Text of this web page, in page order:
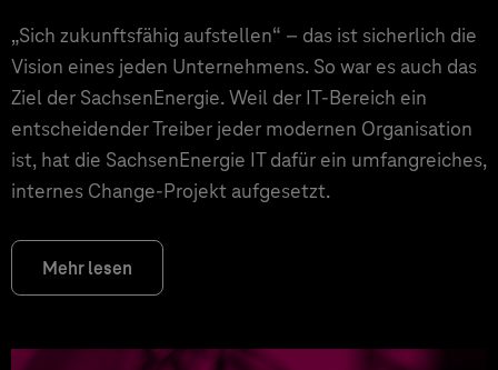
„Sich zukunftsfähig aufstellen“ – das ist sicherlich die
Vision eines jeden Unternehmens. So war es auch das
Ziel der SachsenEnergie. Weil der IT-Bereich ein
entscheidender Treiber jeder modernen Organisation
ist, hat die SachsenEnergie IT dafür ein umfangreiches,
internes Change-Projekt aufgesetzt.
Mehr lesen